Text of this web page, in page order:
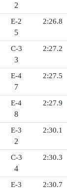
2
E-2
5
2:26.8
C-3
3
2:27.2
E-4
7
2:27.5
E-4
8
2:27.9
E-3
2
2:30.1
C-3
4
2:30.3
E-3 2:30.7